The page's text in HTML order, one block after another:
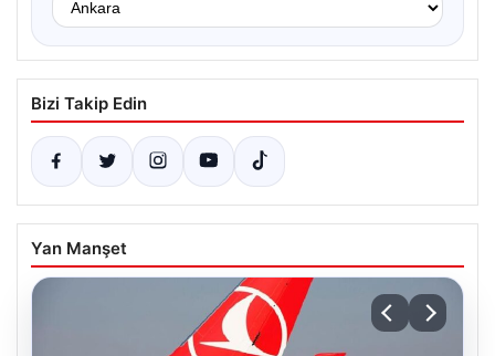
Bizi Takip Edin
Yan Manşet